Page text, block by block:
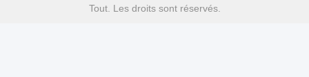
Tout. Les droits sont réservés.